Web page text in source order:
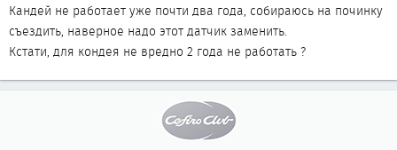
Кандей не работает уже почти два года, собираюсь на починку
съездить, наверное надо этот датчик заменить.
Кстати, для кондея не вредно 2 года не работать ?